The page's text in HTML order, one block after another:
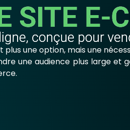
SITE E-
conçue pour
une option, mais une
une audience plus large et